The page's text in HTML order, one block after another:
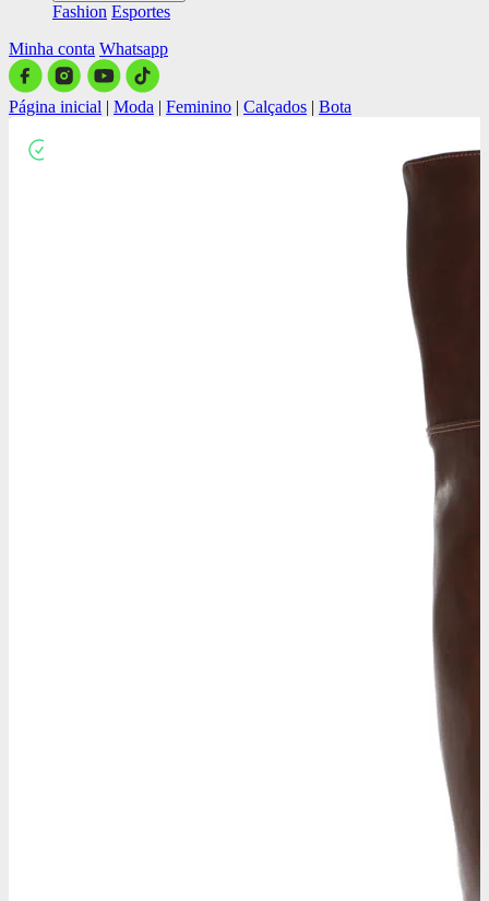
Fashion Esportes
Minha conta Whatsapp
Página inicial | Moda | Feminino | Calçados | Bota